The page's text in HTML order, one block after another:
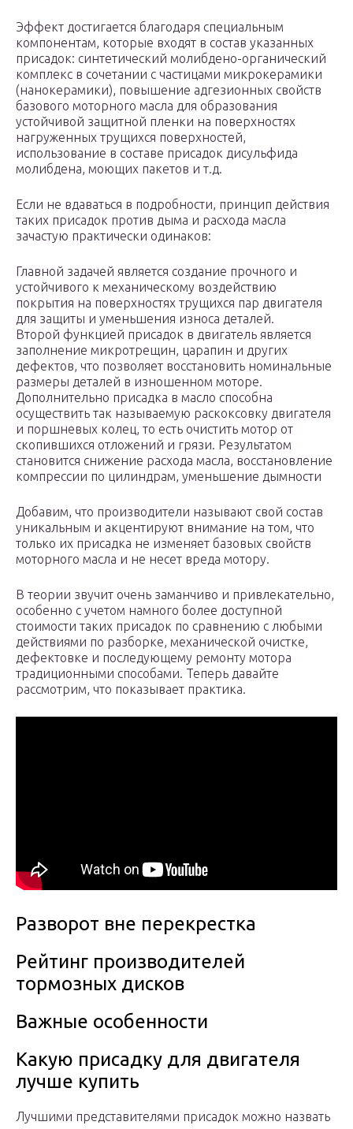
Эффект достигается благодаря специальным
компонентам, которые входят в состав указанных
присадок: синтетический молибдено-органический
комплекс в сочетании с частицами микрокерамики
(нанокерамики), повышение адгезионных свойств
базового моторного масла для образования
устойчивой защитной пленки на поверхностях
нагруженных трущихся поверхностей,
использование в составе присадок дисульфида
молибдена, моющих пакетов и т.д.
Если не вдаваться в подробности, принцип действия
таких присадок против дыма и расхода масла
зачастую практически одинаков:
Главной задачей является создание прочного и
устойчивого к механическому воздействию
покрытия на поверхностях трущихся пар двигателя
для защиты и уменьшения износа деталей.
Второй функцией присадок в двигатель является
заполнение микротрещин, царапин и других
дефектов, что позволяет восстановить номинальные
размеры деталей в изношенном моторе.
Дополнительно присадка в масло способна
осуществить так называемую раскоксовку двигателя
и поршневых колец, то есть очистить мотор от
скопившихся отложений и грязи. Результатом
становится снижение расхода масла, восстановление
компрессии по цилиндрам, уменьшение дымности
Добавим, что производители называют свой состав
уникальным и акцентируют внимание на том, что
только их присадка не изменяет базовых свойств
моторного масла и не несет вреда мотору.
В теории звучит очень заманчиво и привлекательно,
особенно с учетом намного более доступной
стоимости таких присадок по сравнению с любыми
действиями по разборке, механической очистке,
дефектовке и последующему ремонту мотора
традиционными способами. Теперь давайте
рассмотрим, что показывает практика.
Разворот вне перекрестка
Рейтинг производителей
тормозных дисков
Важные особенности
Какую присадку для двигателя
лучше купить
Лучшими представителями присадок можно назвать